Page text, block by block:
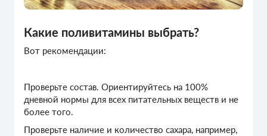
Какие поливитамины выбрать?
Вот рекомендации:
Проверьте состав. Ориентируйтесь на 100%
дневной нормы для всех питательных веществ и не
более того.
Проверьте наличие и количество сахара, например,